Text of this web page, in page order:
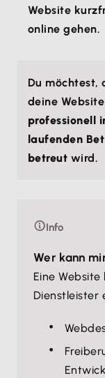
Website
online gehen.
Du möchtest,
deine Website
professionell
laufenden
betreut wird.
Info
Wer kann
Eine
Dienstleister